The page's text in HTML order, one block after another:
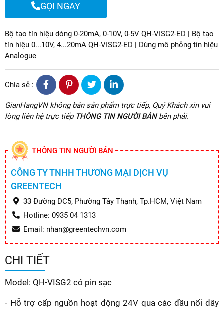
GỌI NGAY
Bộ tạo tín hiệu dòng 0-20mA, 0-10V, 0-5V QH-VISG2-ED | Bộ tạo
tín hiệu 0...10V, 4...20mA QH-VISG2-ED | Dùng mô phỏng tín hiệu
Analogue
Chia sẻ :
GianHangVN không bán sản phẩm trực tiếp, Quý Khách xin vui
lòng liên hệ trực tiếp THÔNG TIN NGƯỜI BÁNbên phải.
THÔNG TIN NGƯỜI BÁN
CÔNG TY TNHH THƯƠNG MẠI DỊCH VỤ
GREENTECH
33 Đường DC5, Phường Tây Thạnh, Tp.HCM, Việt Nam
Hotline: 0935 04 1313
Email: nhan@greentechvn.com
CHI TIẾT
Model: QH-VISG2 có pin sạc
- Hỗ trợ cấp nguồn hoạt động 24V qua các đầu nối dây